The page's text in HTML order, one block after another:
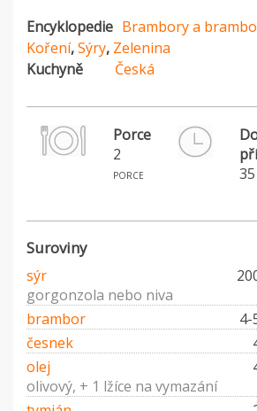
Encyklopedie Brambory a
Koření,Sýry, Zelenina
Kuchyně
Česká
Porce
2
porce
35
Suroviny
sýr
gorgonzola nebo niva
brambor
4-
česnek
olej
olivový, + 1 lžíce na vymazání